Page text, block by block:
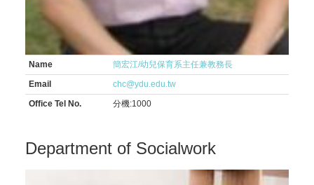
Name
簡宏江/幼兒保育系主任兼教務長
Email
chc@ydu.edu.tw
Office Tel No.
分機:1000
Department of Socialwork